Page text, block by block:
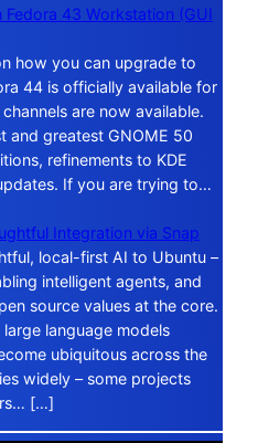
43 Workstation (GUI
how you can upgrade to
44 is officially available for
are now available.
and greatest GNOME 50
refinements to KDE
If you are trying to…
Integration via Snap
local-first AI to Ubuntu –
intelligent agents, and
source values at the core.
language models
ubiquitous across the
widely – some projects
[…]